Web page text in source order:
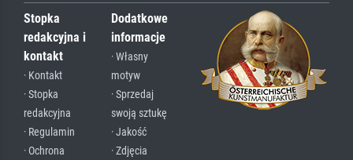
Stopka
redakcyjna i
kontakt
· Kontakt
· Stopka
redakcyjna
· Regulamin
· Ochrona
Dodatkowe
informacje
· Własny
motyw
· Sprzedaj
swoją sztukę
· Jakość
· Zdjęcia